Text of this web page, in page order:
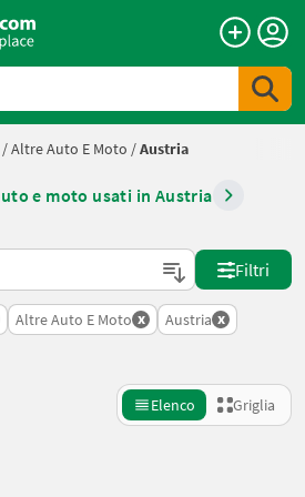
/Altre Auto E Moto /Austria
e moto usati in Austria
su Landwirt.com
Filtri
Altre Auto E Moto x Austria x
Elenco Griglia